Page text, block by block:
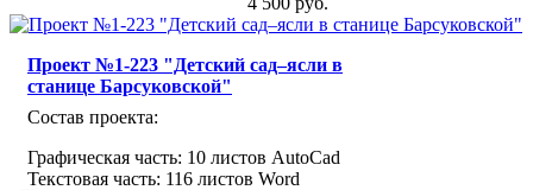
Проект №1-223 "Детский сад–ясли в
станице Барсуковской"
Состав проекта:
Графическая часть: 10 листов AutoCad
Текстовая часть: 116 листов Word